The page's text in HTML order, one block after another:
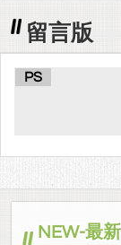
留言版
PS
NEW-最新